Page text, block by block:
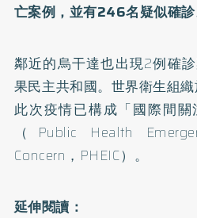
亡案例，並有246名疑似確診
鄰近的烏干達也出現2例確
果民主共和國。世界衛生組
此次疫情已構成「國際間關
（Public Health
Concern，PHEIC）。
延伸閱讀：